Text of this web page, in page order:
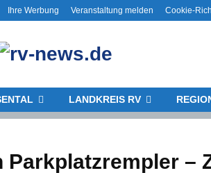
Ihre Werbung Veranstaltung melden Cookie-
LANDKREIS RV
–